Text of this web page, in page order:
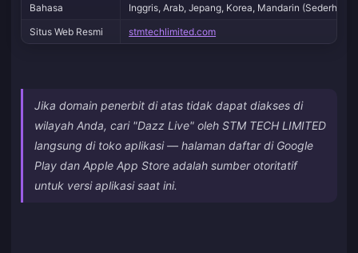
Bahasa
Inggris, Arab, Jepang, Korea, Mandarin
Situs Web Resmi
stmtechlimited.com
Jika domain penerbit di atas tidak dapat diakses di
wilayah Anda, cari "Dazz Live" oleh STM TECH LIMITED
langsung di toko aplikasi — halaman daftar di Google
Play dan Apple App Store adalah sumber otoritatif
untuk versi aplikasi saat ini.